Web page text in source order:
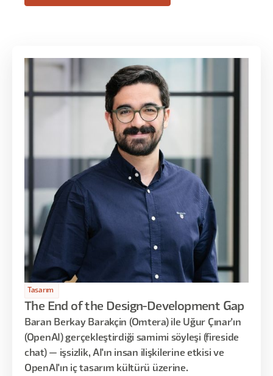
Tasarım
The End of the Design-Development Gap
Baran Berkay Barakçin (Omtera) ile Uğur Çınar'ın
(OpenAI) gerçekleştirdiği samimi söyleşi (fireside
chat) — işsizlik, AI'ın insan ilişkilerine etkisi ve
OpenAI'ın iç tasarım kültürü üzerine.